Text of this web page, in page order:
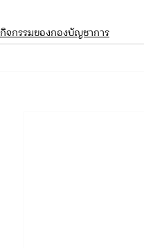
กิจกรรมของกองบัญชาการ